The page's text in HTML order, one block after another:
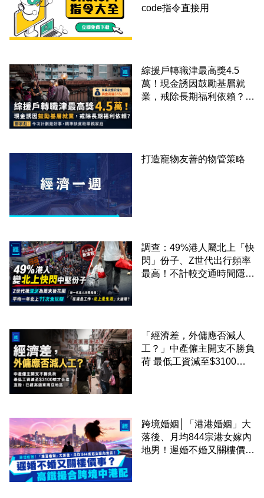
code指令直接用
綜援戶轉職津最高獎4.5
萬！現金誘因鼓勵基層就
業，戒除長期福利依賴？鄧
打造寵物友善的物管策略
調查：49%港人屬北上「快
閃」份子、Z世代出行頻率
最高！不計較交通時間隱形
「經濟差，外傭應否減人
工？」中產僱主開支不勝負
荷 最低工資減至$3100蚊
跨境婚姻│「港港婚姻」大
落後、月均844宗港女嫁內
地男！遲婚不婚又關樓價